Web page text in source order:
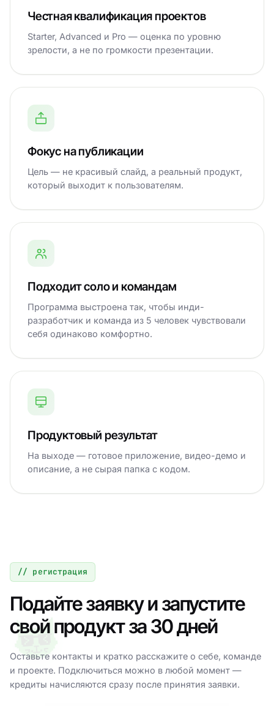
Честная квалификация проектов
Starter, Advanced и Pro — оценка по уровню
зрелости, а не по громкости презентации.
Фокус на публикации
Цель — не красивый слайд, а реальный продукт,
который выходит к пользователям.
Подходит соло и командам
Программа выстроена так, чтобы инди-
разработчик и команда из 5 человек чувствовали
себя одинаково комфортно.
Продуктовый результат
На выходе — готовое приложение, видео-демо и
описание, а не сырая папка с кодом.
// регистрация
Подайте заявку и запустите
свой продукт за 30 дней
Оставьте контакты и кратко расскажите о себе, команде
и проекте. Подключиться можно в любой момент —
кредиты начисляются сразу после принятия заявки.